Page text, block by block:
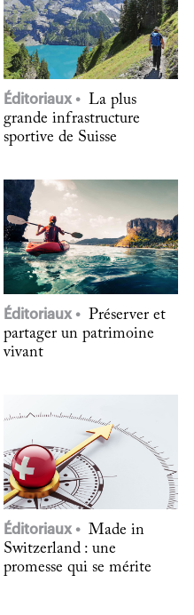
Éditoriaux
La plus
grande infrastructure
sportive de Suisse
Éditoriaux
Préserver et
partager un patrimoine
vivant
Éditoriaux
Made in
Switzerland : une
promesse qui se mérite